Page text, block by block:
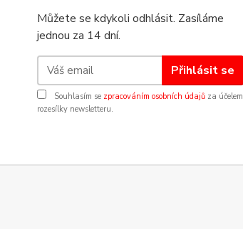
Můžete se kdykoli odhlásit. Zasíláme
jednou za 14 dní.
Přihlásit se
Souhlasím se zpracováním osobních údajů za účelem
rozesílky newsletteru.